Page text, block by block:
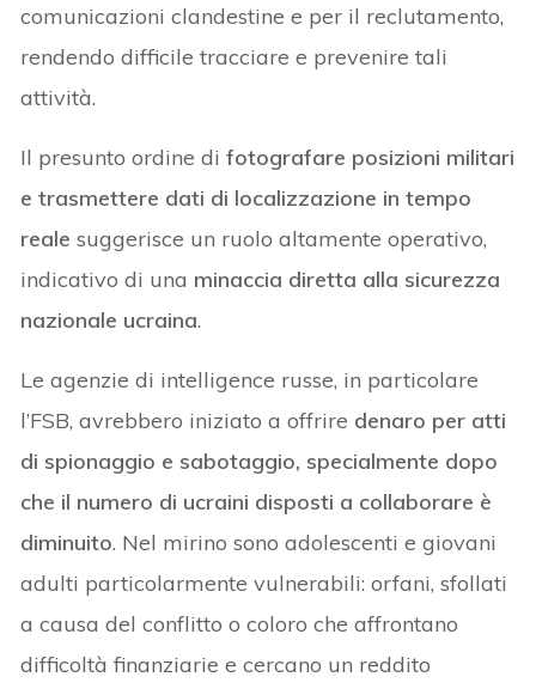
comunicazioni clandestine e per il reclutamento,
rendendo difficile tracciare e prevenire tali
attività.
Il presunto ordine di fotografare posizioni militari
e trasmettere dati di localizzazione in tempo
reale suggerisce un ruolo altamente operativo,
indicativo di una minaccia diretta alla sicurezza
nazionale ucraina.
Le agenzie di intelligence russe, in particolare
l’FSB, avrebbero iniziato a offrire denaro per atti
di spionaggio e sabotaggio, specialmente dopo
che il numero di ucraini disposti a collaborare è
diminuito. Nel mirino sono adolescenti e giovani
adulti particolarmente vulnerabili: orfani, sfollati
a causa del conflitto o coloro che affrontano
difficoltà finanziarie e cercano un reddito